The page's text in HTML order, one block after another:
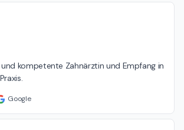
kompetente Zahnärztin und Empfang in
Google